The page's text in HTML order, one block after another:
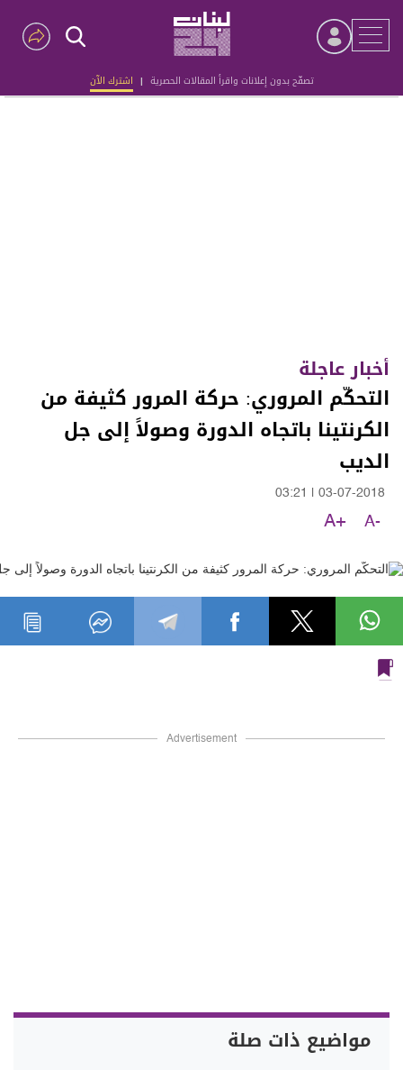
تصفّح بدون إعلانات واقرأ المقالات الحصرية | اشترك الآن
Advertisement
أخبار عاجلة
التحكّم المروري: حركة المرور كثيفة من
الكرنتينا باتجاه الدورة وصولاً إلى جل
الديب
03-07-2018
03:21
A-
A+
Advertisement
مواضيع ذات صلة